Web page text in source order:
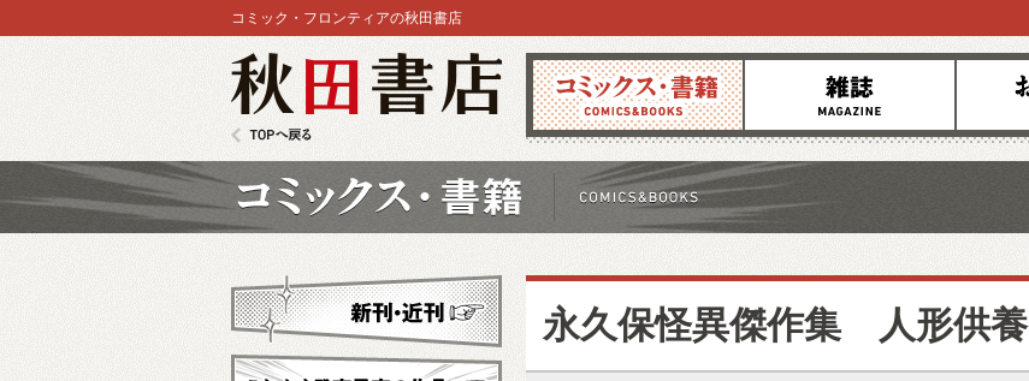
コミックス 雑誌 お知らせ
コミック・フロンティアの秋田書店
永久保怪異傑作集 人形供養
新刊・近刊